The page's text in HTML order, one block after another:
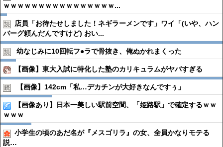
ｗｗｗｗｗｗｗｗｗｗｗｗｗｗｗｗ...
店員「お待たせしました！ネギラーメンです」ワイ「(いや、ハン
バーグ頼んだんですけど) おい...
幼なじみに10回転フ●︎ラで骨抜き、俺ぬかれまくった
【画像】東大入試に特化した塾のカリキュラムがヤバすぎる
【画像】142cm「私…デカチンが大好きなんですぅ」
【画像あり】日本一美しい駅前空間、「姫路駅」で確定するｗｗ
ｗｗｗ
小学生の頃のあだ名が『メスゴリラ』の女、全員かなりモテる
説…